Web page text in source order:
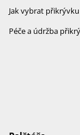
Jak vybrat přikrývku
Péče a údržba